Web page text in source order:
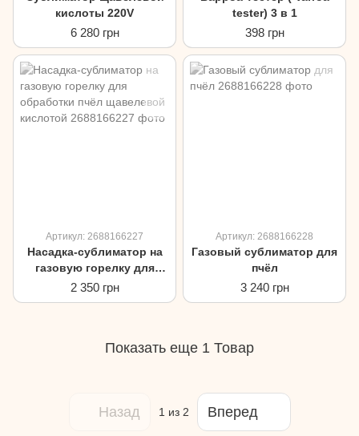
кислоты 220V
6 280 грн
tester) 3 в 1
398 грн
Артикул: 2688166227
Насадка-сублиматор на
газовую горелку для
обработки пчёл
щавелевой кислотой
2 350 грн
Артикул: 2688166228
Газовый сублиматор для
пчёл
3 240 грн
Показать еще 1 Товар
Назад 1 из 2 Вперед